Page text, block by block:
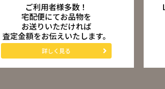
ご利用者様多数！
宅配便にてお品物を
お送りいただければ
査定金額をお伝えいたします。
詳しく見る